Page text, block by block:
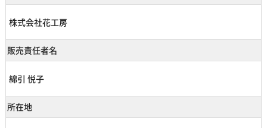
株式会社花工房
販売責任者名
綿引 悦子
所在地